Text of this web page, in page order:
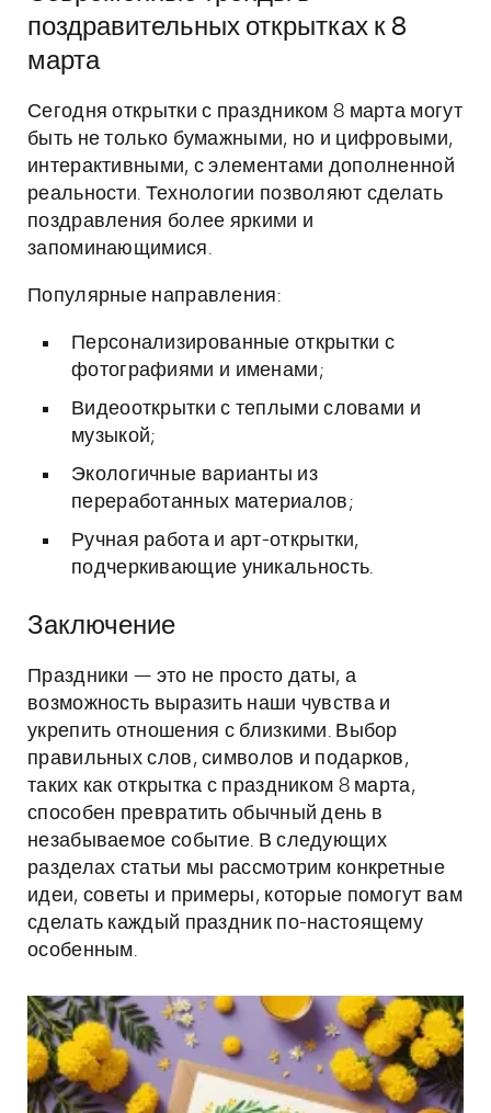
поздравительных открытках к 8
марта
Сегодня открытки с праздником 8 марта могут
быть не только бумажными, но и цифровыми,
интерактивными, с элементами дополненной
реальности. Технологии позволяют сделать
поздравления более яркими и
запоминающимися.
Популярные направления:
Персонализированные открытки с
фотографиями и именами;
Видеооткрытки с теплыми словами и
музыкой;
Экологичные варианты из
переработанных материалов;
Ручная работа и арт-открытки,
подчеркивающие уникальность.
Заключение
Праздники — это не просто даты, а
возможность выразить наши чувства и
укрепить отношения с близкими. Выбор
правильных слов, символов и подарков,
таких как открытка с праздником 8 марта,
способен превратить обычный день в
незабываемое событие. В следующих
разделах статьи мы рассмотрим конкретные
идеи, советы и примеры, которые помогут вам
сделать каждый праздник по-настоящему
особенным.